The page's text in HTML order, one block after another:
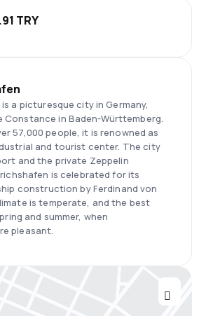
TRY
a picturesque city in Germany,
Constance in Baden-Württemberg.
57,000 people, it is renowned as
and tourist center. The city
and the private Zeppelin
is celebrated for its
construction by Ferdinand von
is temperate, and the best
and summer, when
pleasant.